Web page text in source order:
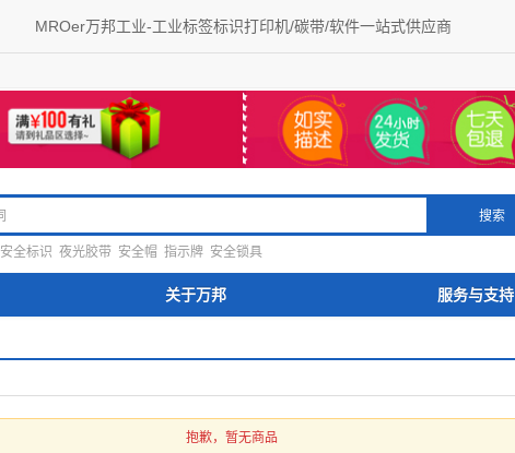
MROer万邦工业-工业标签标识打印机/碳带/软件一站式供应商
搜索
安全标识 夜光胶带 安全帽 指示牌 安全锁具
关于万邦 服务与支持
抱歉，暂无商品